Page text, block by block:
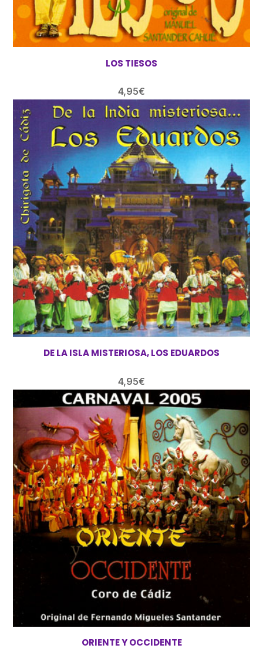
LOS TIESOS
4,95€
DE LA ISLA MISTERIOSA, LOS EDUARDOS
4,95€
ORIENTE Y OCCIDENTE